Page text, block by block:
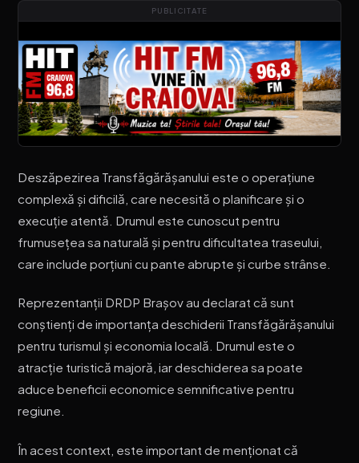
PUBLICITATE
Deszăpezirea Transfăgărășanului este o operațiune
complexă și dificilă, care necesită o planificare și o
execuție atentă. Drumul este cunoscut pentru
frumusețea sa naturală și pentru dificultatea traseului,
care include porțiuni cu pante abrupte și curbe strânse.
Reprezentanții DRDP Brașov au declarat că sunt
conștienți de importanța deschiderii Transfăgărășanului
pentru turismul și economia locală. Drumul este o
atracție turistică majoră, iar deschiderea sa poate
aduce beneficii economice semnificative pentru
regiune.
În acest context, este important de menționat că